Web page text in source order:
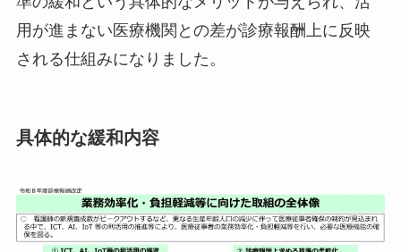
用が進まない医療機関との差が診療報酬上に反映
される仕組みになりました。
具体的な緩和内容